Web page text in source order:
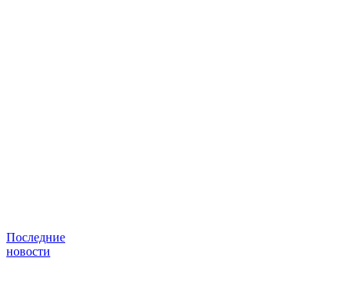
Последние
новости